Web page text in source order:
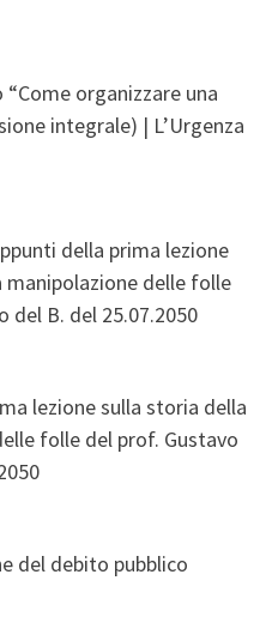
organizzare una
integrale) | L’Urgenza
della prima lezione
manipolazione delle folle
del B. del 25.07.2050
lezione sulla storia della
folle del prof. Gustavo
del debito pubblico